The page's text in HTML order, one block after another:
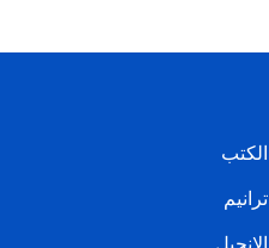
الكتب
ترانيم
الإنجيل